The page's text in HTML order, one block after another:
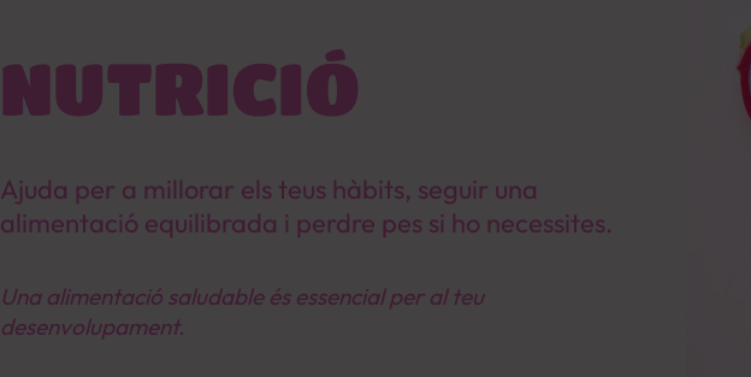
NUTRICIÓ
Ajuda per a millorar els teus hàbits, seguir una
alimentació equilibrada i perdre pes si ho necessites.
Una alimentació saludable és essencial per al teu
desenvolupament.